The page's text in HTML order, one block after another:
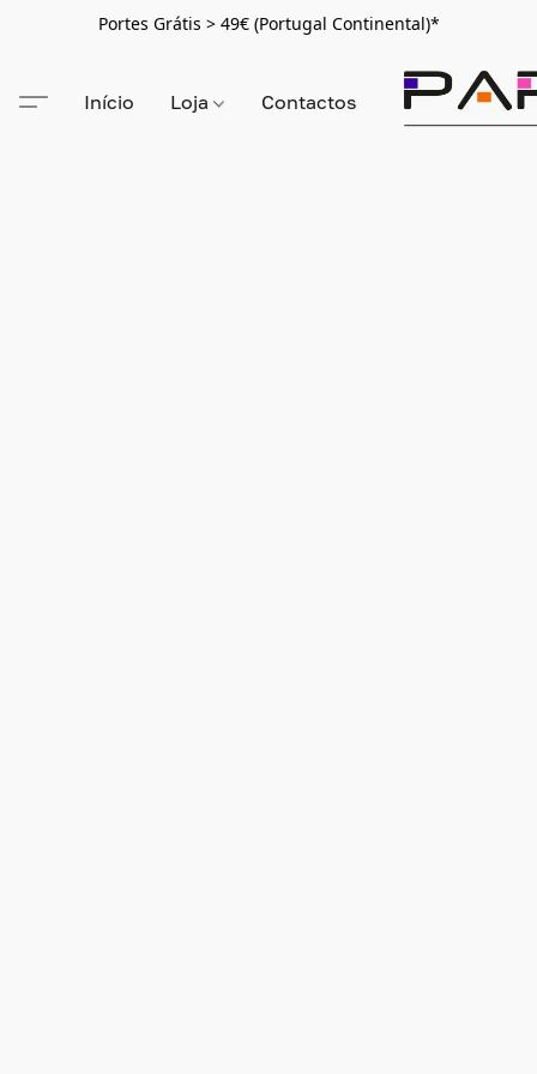
Portes Grátis > 49€ (Portugal Continental)*
Início Loja Contactos